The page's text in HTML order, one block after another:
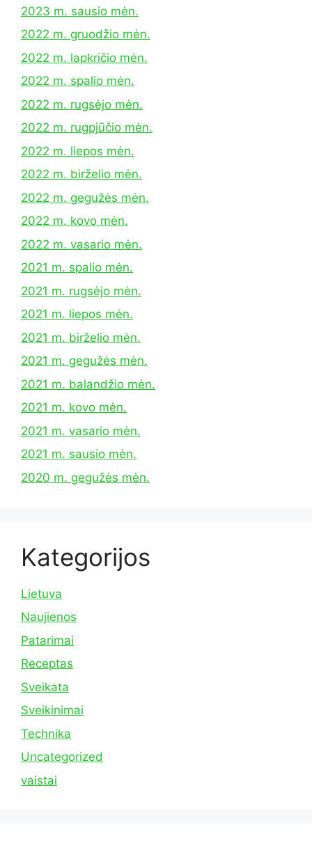
2023 m. sausio mėn.
2022 m. gruodžio mėn.
2022 m. lapkričio mėn.
2022 m. spalio mėn.
2022 m. rugsėjo mėn.
2022 m. rugpjūčio mėn.
2022 m. liepos mėn.
2022 m. birželio mėn.
2022 m. gegužės mėn.
2022 m. kovo mėn.
2022 m. vasario mėn.
2021 m. spalio mėn.
2021 m. rugsėjo mėn.
2021 m. liepos mėn.
2021 m. birželio mėn.
2021 m. gegužės mėn.
2021 m. balandžio mėn.
2021 m. kovo mėn.
2021 m. vasario mėn.
2021 m. sausio mėn.
2020 m. gegužės mėn.
Kategorijos
Lietuva
Naujienos
Patarimai
Receptas
Sveikata
Sveikinimai
Technika
Uncategorized
vaistai